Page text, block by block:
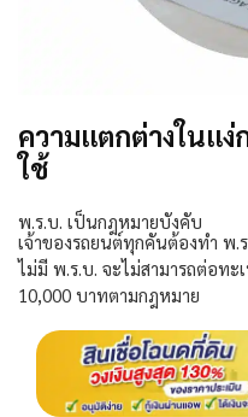
ความแตกต่างในแ
ใช้
พ รบ เป็นกฎหมายบังคับ
เจ้าของรถยนต์ทุกคันต้องทำ พ ร
ไม่มี พ รบ จะไม่สามารถต่อทะ
10,000 บาทตามกฎหมาย